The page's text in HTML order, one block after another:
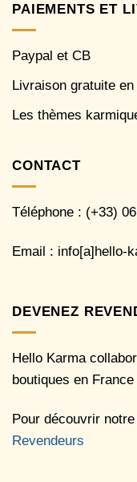
PAIEMENTS ET
Paypal et CB
Livraison gratuite
Les thèmes
CONTACT
Téléphone : (+33)
Email : info[a]hello-
DEVENEZ
Hello Karma
boutiques en
Pour découvrir
Revendeurs